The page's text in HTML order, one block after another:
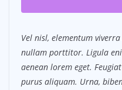
Vel nisl, elementum
nullam porttitor. Ligula
aenean lorem eget.
purus aliquam. Urna,